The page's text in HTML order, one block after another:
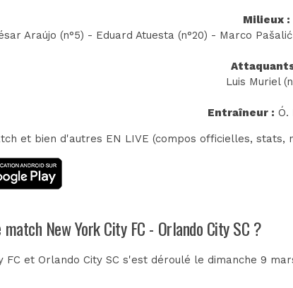
Milieux :
Araújo (n°5) - Eduard Atuesta (n°20) - Marco
Luis Muriel
Entraîneur : Ó.
et bien d'autres EN LIVE (compos officielles, stats,
New York City FC - Orlando City SC ?
FC et Orlando City SC s'est déroulé le dimanche 9